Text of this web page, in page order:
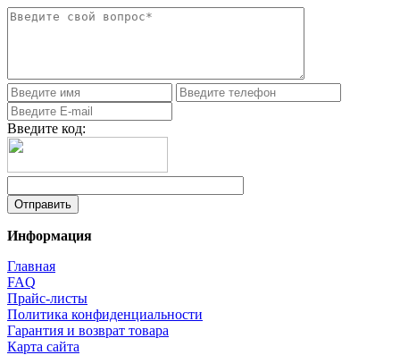
Введите код:
Информация
Главная
FAQ
Прайс-листы
Политика конфиденциальности
Гарантия и возврат товара
Карта сайта